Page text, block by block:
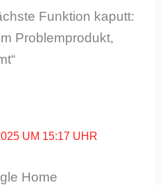
Funktion kaputt:
Problemprodukt,
UM 15:17 UHR
Home